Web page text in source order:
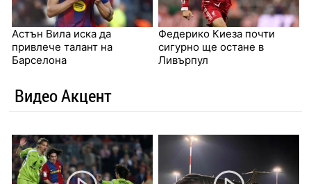
Астън Вила иска да
привлече талант на
Барселона
Федерико Киеза почти
сигурно ще остане в
Ливърпул
Видео Акцент